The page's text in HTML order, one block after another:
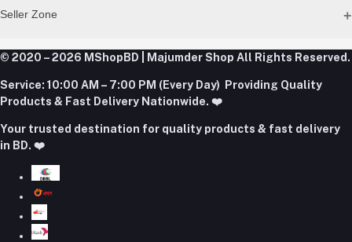
Office: Janota Road, 8100, Dhaka, Bangladesh.
Phone
+8801977197994
Track Order
Seller Zone
Become A SellerApply Now
Login to Seller Panel
Download Seller App
© 2020 – 2026 MShopBD | Majumder Shop All Rights Reserved.
Service: 10:00 AM – 7:00 PM (Every Day) Providing Quality
Products & Fast Delivery Nationwide. ❤️
Your trusted destination for quality products & fast delivery
in BD. ❤️